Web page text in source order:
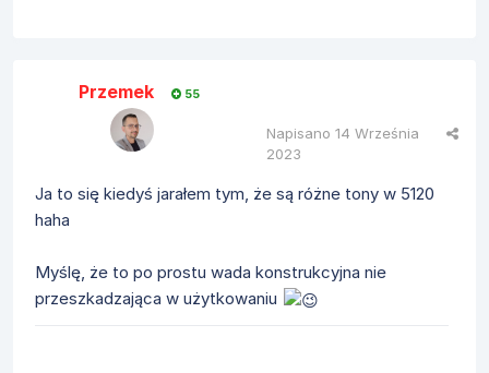
Przemek 55
Napisano 14 Września
2023
Ja to się kiedyś jarałem tym, że są różne tony w 5120
haha
Myślę, że to po prostu wada konstrukcyjna nie
przeszkadzająca w użytkowaniu